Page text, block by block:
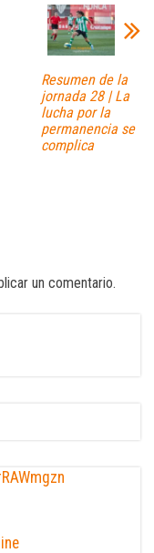
Resumen de la
jornada 28 | La
lucha por la
permanencia se
complica
un comentario.